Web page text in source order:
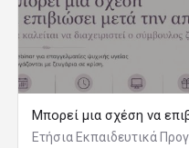
Μπορεί μια σχέση να
Ετήσια Εκπαιδευτικά